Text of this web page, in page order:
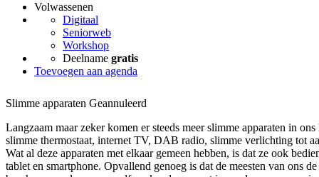
Volwassenen
Digitaal
Seniorweb
Workshop
Deelname gratis
Toevoegen aan agenda
Slimme apparaten Geannuleerd
Langzaam maar zeker komen er steeds meer slimme apparaten in
slimme thermostaat, internet TV, DAB radio, slimme verlichting tot
Wat al deze apparaten met elkaar gemeen hebben, is dat ze ook
tablet en smartphone. Opvallend genoeg is dat de meesten van ons